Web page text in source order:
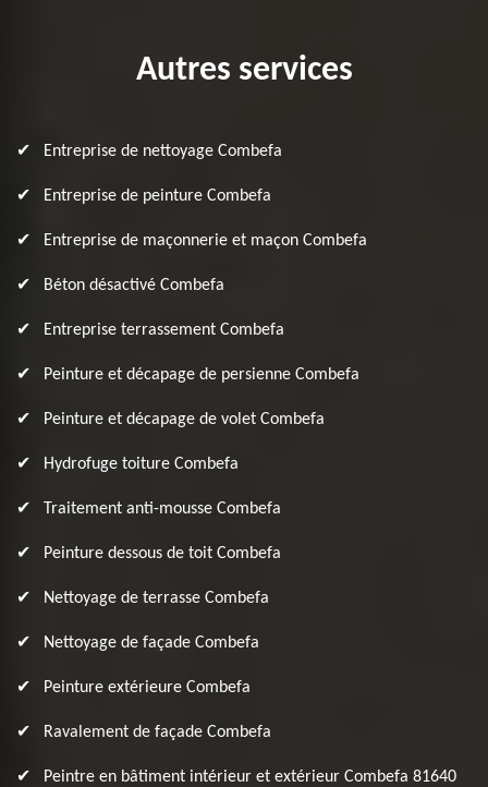
Autres services
Entreprise de nettoyage Combefa
Entreprise de peinture Combefa
Entreprise de maçonnerie et maçon Combefa
Béton désactivé Combefa
Entreprise terrassement Combefa
Peinture et décapage de persienne Combefa
Peinture et décapage de volet Combefa
Hydrofuge toiture Combefa
Traitement anti-mousse Combefa
Peinture dessous de toit Combefa
Nettoyage de terrasse Combefa
Nettoyage de façade Combefa
Peinture extérieure Combefa
Ravalement de façade Combefa
Peintre en bâtiment intérieur et extérieur Combefa 81640